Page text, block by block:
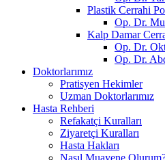
Plastik Cerrahi
Op. Dr.
Kalp Damar
Op. Dr.
Op. Dr.
Doktorlarımız
Pratisyen Hekimler
Uzman Doktorlarımız
Hasta Rehberi
Refakatçi Kuralları
Ziyaretçi Kuralları
Hasta Hakları
Nasıl Muayene